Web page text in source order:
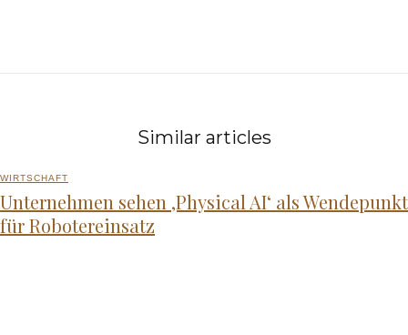
Similar articles
WIRTSCHAFT
Unternehmen sehen ‚Physical AI‘ als Wendepunkt
für Robotereinsatz